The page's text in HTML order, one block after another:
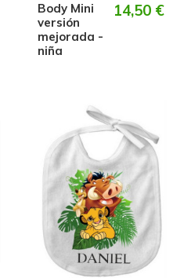
Body Mini
versión
mejorada -
niña
14,50 €